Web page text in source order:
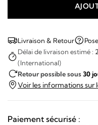
Omega
Speedmaster
105.003
Livraison & Retour
Délai de livraison estimé :
(International)
Retour possible sous30
Voir les informations sur
Paiement sécurisé :